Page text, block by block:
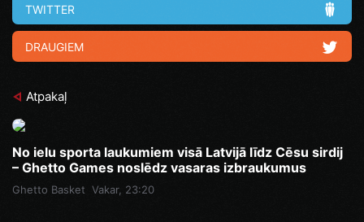
TWITTER
DRAUGIEM
Atpakaļ
No ielu sporta laukumiem visā Latvijā līdz Cēsu sirdij
– Ghetto Games noslēdz vasaras izbraukumus
Ghetto Basket Vakar, 23:20